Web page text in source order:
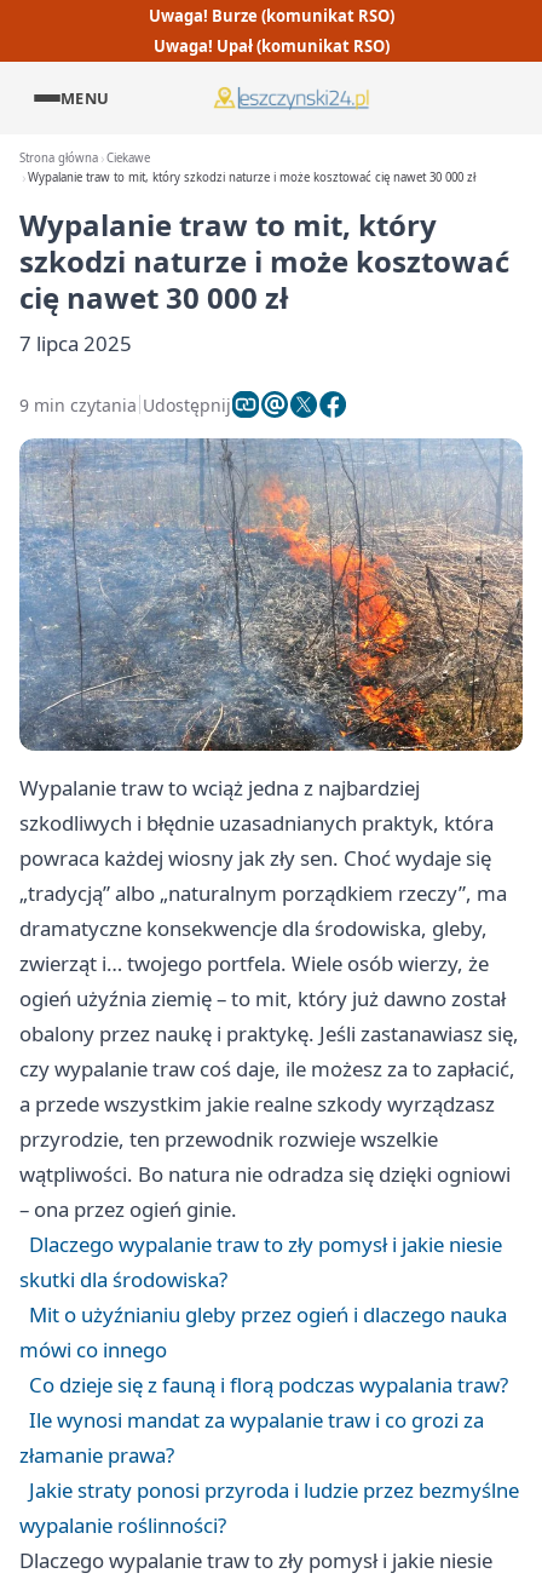
Uwaga! Burze (komunikat RSO)
Uwaga! Upał (komunikat RSO)
MENU
Strona główna Ciekawe
Wypalanie traw to mit, który szkodzi naturze i może kosztować cię nawet 30 000 zł
Wypalanie traw to mit, który
szkodzi naturze i może kosztować
cię nawet 30 000 zł
7 lipca 2025
9 min czytania Udostępnij
Wypalanie traw to wciąż jedna z najbardziej
szkodliwych i błędnie uzasadnianych praktyk, która
powraca każdej wiosny jak zły sen. Choć wydaje się
„tradycją” albo „naturalnym porządkiem rzeczy”, ma
dramatyczne konsekwencje dla środowiska, gleby,
zwierząt i… twojego portfela. Wiele osób wierzy, że
ogień użyźnia ziemię – to mit, który już dawno został
obalony przez naukę i praktykę. Jeśli zastanawiasz się,
czy wypalanie traw coś daje, ile możesz za to zapłacić,
a przede wszystkim jakie realne szkody wyrządzasz
przyrodzie, ten przewodnik rozwieje wszelkie
wątpliwości. Bo natura nie odradza się dzięki ogniowi
– ona przez ogień ginie.
Dlaczego wypalanie traw to zły pomysł i jakie niesie
skutki dla środowiska?
Mit o użyźnianiu gleby przez ogień i dlaczego nauka
mówi co innego
Co dzieje się z fauną i florą podczas wypalania traw?
Ile wynosi mandat za wypalanie traw i co grozi za
złamanie prawa?
Jakie straty ponosi przyroda i ludzie przez bezmyślne
wypalanie roślinności?
Dlaczego wypalanie traw to zły pomysł i jakie niesie